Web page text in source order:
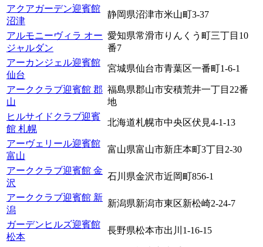
アクアガーデン迎賓館
沼津
静岡県沼津市米山町3-37
アルモニーヴィラ オー
ジャルダン
愛知県常滑市りんくう町三丁目10
番7
アーカンジェル迎賓館
仙台
宮城県仙台市青葉区一番町1-6-1
アーククラブ迎賓館 郡
山
福島県郡山市安積荒井一丁目22番
地
ヒルサイドクラブ迎賓
館 札幌
北海道札幌市中央区伏見4-1-13
アーヴェリール迎賓館
富山
富山県富山市新庄本町3丁目2-30
アーククラブ迎賓館 金
沢
石川県金沢市近岡町856-1
アーククラブ迎賓館 新
潟
新潟県新潟市東区新松崎2-24-7
ガーデンヒルズ迎賓館
松本
長野県松本市出川1-16-15